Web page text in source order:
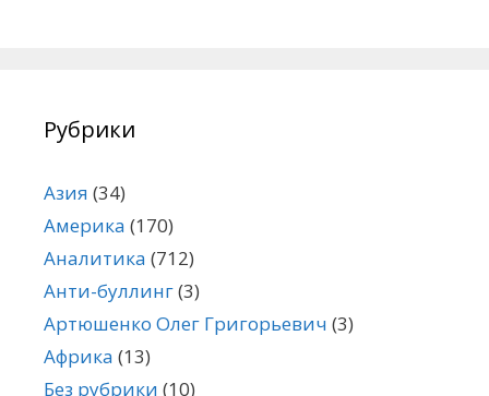
Рубрики
Азия (34)
Америка (170)
Аналитика (712)
Анти-буллинг(3)
Артюшенко Олег Григорьевич (3)
Африка (13)
Без рубрики (10)